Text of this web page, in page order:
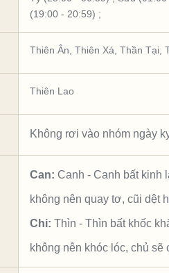
(19:00 - 20:59) ;
Thiên Ân Thiên Xá Thần Tại
Thiên Lao
Không rơi vào nhóm ngày
Can: Canh - Canh bất kinh
không nên quay tơ, cũi dệt
Chi: Thìn - Thìn bất khốc
không nên khóc lóc, chủ sẽ